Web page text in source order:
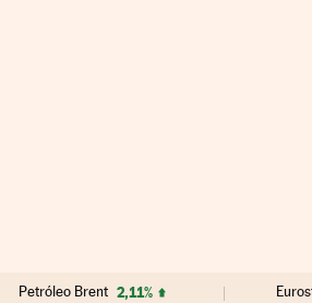
Petróleo Brent 2,11%